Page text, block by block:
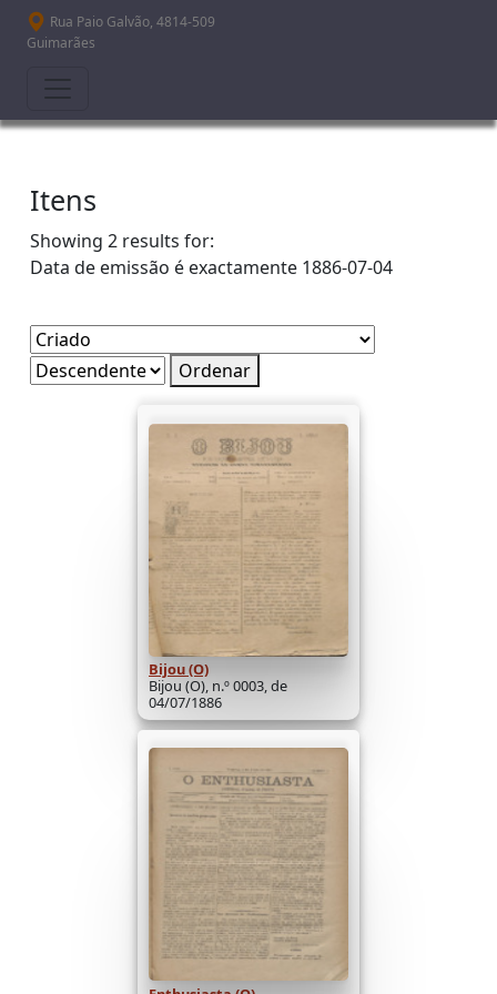
Passar para o conteúdo principal
Rua Paio Galvão, 4814-509
Guimarães
Itens
Showing 2 results for:
Data de emissão é exactamente 1886-07-04
Ordenar
Bijou (O)
Bijou (O), n.º 0003, de
04/07/1886